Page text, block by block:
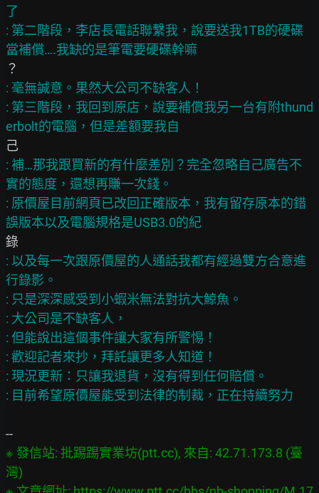
了
: 第二階段，李店長電話聯繫我，說要送我1TB的硬碟
: 毫無誠意。果然大公司不缺客人！
: 第三階段，我回到原店，說要補償我另一台有附thund
: 補…那我跟買新的有什麼差別？完全忽略自己廣告不
實的態度，還想再賺一次錢。
: 原價屋目前網頁已改回正確版本，我有留存原本的錯
: 以及每一次跟原價屋的人通話我都有經過雙方合意進
行錄影。
: 只是深深感受到小蝦米無法對抗大鯨魚。
: 大公司是不缺客人，
: 但能說出這個事件讓大家有所警惕！
: 歡迎記者來抄，拜託讓更多人知道！
: 現況更新：只讓我退貨，沒有得到任何賠償。
※ 發信站: 批踢踢實業坊(ptt.cc), 來自: 42.71.173.8 (臺
灣)